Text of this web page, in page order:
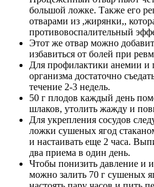
большой ложке. Также его
отварами из ,жирянки,,
противовоспалительный
Этот же отвар можно
избавиться от болей при
Для профилактики анемии и
организма достаточно
течение 2-3 недель.
50 г плодов каждый день
шлаков, утолить жажду и
Для укрепления сосудов
ложки сушеных ягод
и настаивать еще 2 часа.
два приема в один день.
Чтобы понизить давление и
можно залить 70 г сушеных